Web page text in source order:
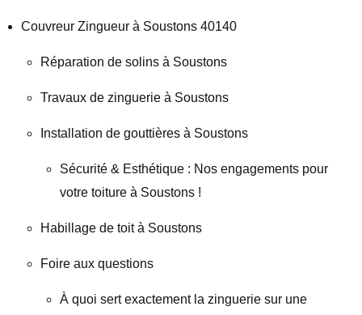
Couvreur Zingueur à Soustons 40140
Réparation de solins à Soustons
Travaux de zinguerie à Soustons
Installation de gouttières à Soustons
Sécurité & Esthétique : Nos engagements pour
votre toiture à Soustons !
Habillage de toit à Soustons
Foire aux questions
À quoi sert exactement la zinguerie sur une